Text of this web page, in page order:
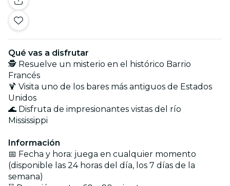
Qué vas a disfrutar
🕵️ Resuelve un misterio en el histórico Barrio
Francés
🍹 Visita uno de los bares más antiguos de Estados
Unidos
🌊 Disfruta de impresionantes vistas del río
Mississippi
Información
📅 Fecha y hora: juega en cualquier momento
(disponible las 24 horas del día, los 7 días de la
semana)